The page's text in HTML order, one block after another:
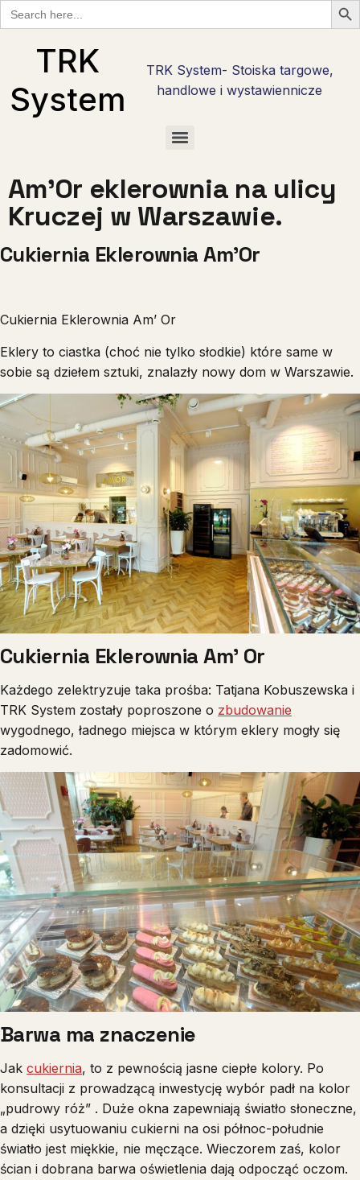
Search
for:
TRK
System
TRK System- Stoiska targowe,
handlowe i wystawiennicze
Am’Or eklerownia na ulicy
Kruczej w Warszawie.
Cukiernia Eklerownia Am’Or
Cukiernia Eklerownia Am’ Or
Eklery to ciastka (choć nie tylko słodkie) które same w
sobie są dziełem sztuki, znalazły nowy dom w Warszawie.
Cukiernia Eklerownia Am’ Or
Każdego zelektryzuje taka prośba: Tatjana Kobuszewska i
TRK System zostały poproszone o zbudowanie
wygodnego, ładnego miejsca w którym eklery mogły się
zadomowić.
Barwa ma znaczenie
Jak cukiernia, to z pewnością jasne ciepłe kolory. Po
konsultacji z prowadzącą inwestycję wybór padł na kolor
„pudrowy róż” . Duże okna zapewniają światło słoneczne,
a dzięki usytuowaniu cukierni na osi północ-południe
światło jest miękkie, nie męczące. Wieczorem zaś, kolor
ścian i dobrana barwa oświetlenia dają odpocząć oczom.